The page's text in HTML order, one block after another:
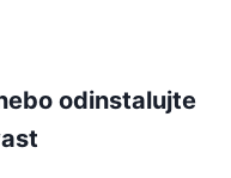
odinstalujte